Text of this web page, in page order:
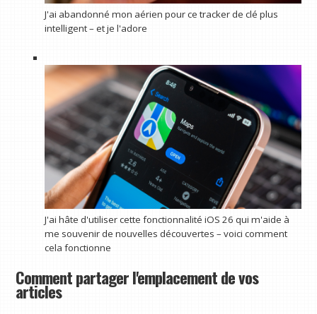
J'ai abandonné mon aérien pour ce tracker de clé plus
intelligent – et je l'adore
J'ai hâte d'utiliser cette fonctionnalité iOS 26 qui m'aide à
me souvenir de nouvelles découvertes – voici comment
cela fonctionne
Comment partager l'emplacement de vos
articles